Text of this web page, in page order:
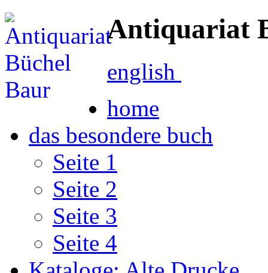
Antiquariat
english
home
das besondere buch
Seite 1
Seite 2
Seite 3
Seite 4